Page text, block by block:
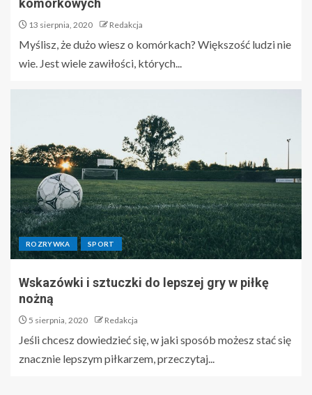
komórkowych
13 sierpnia, 2020 Redakcja
Myślisz, że dużo wiesz o komórkach? Większość ludzi nie
wie. Jest wiele zawiłości, których...
ROZRYWKA SPORT
Wskazówki i sztuczki do lepszej gry w piłkę
nożną
5 sierpnia, 2020 Redakcja
Jeśli chcesz dowiedzieć się, w jaki sposób możesz stać się
znacznie lepszym piłkarzem, przeczytaj...